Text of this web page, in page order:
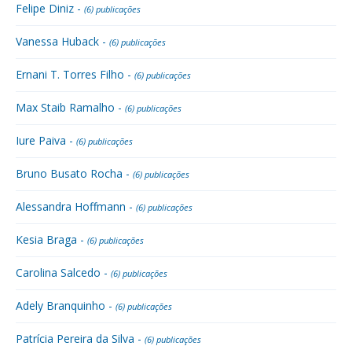
Felipe Diniz - (6) publicações
Vanessa Huback - (6) publicações
Ernani T. Torres Filho - (6) publicações
Max Staib Ramalho - (6) publicações
Iure Paiva - (6) publicações
Bruno Busato Rocha - (6) publicações
Alessandra Hoffmann - (6) publicações
Kesia Braga - (6) publicações
Carolina Salcedo - (6) publicações
Adely Branquinho - (6) publicações
Patrícia Pereira da Silva - (6) publicações